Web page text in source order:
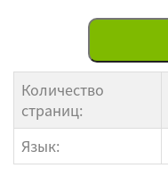
Количество
страниц:
Язык: